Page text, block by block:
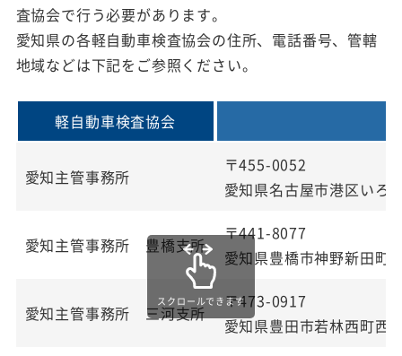
査協会で行う必要があります。
愛知県の各軽自動車検査協会の住所、電話番号、管轄
地域などは下記をご参照ください。
軽自動車検査協会
愛知主管事務所
〒455-0052
愛知県名古屋市港区いろ
愛知主管事務所 豊橋支所
〒441-8077
愛知県豊橋市神野新田町
愛知主管事務所 三河支所
〒473-0917
愛知県豊田市若林西町西
スクロールできます